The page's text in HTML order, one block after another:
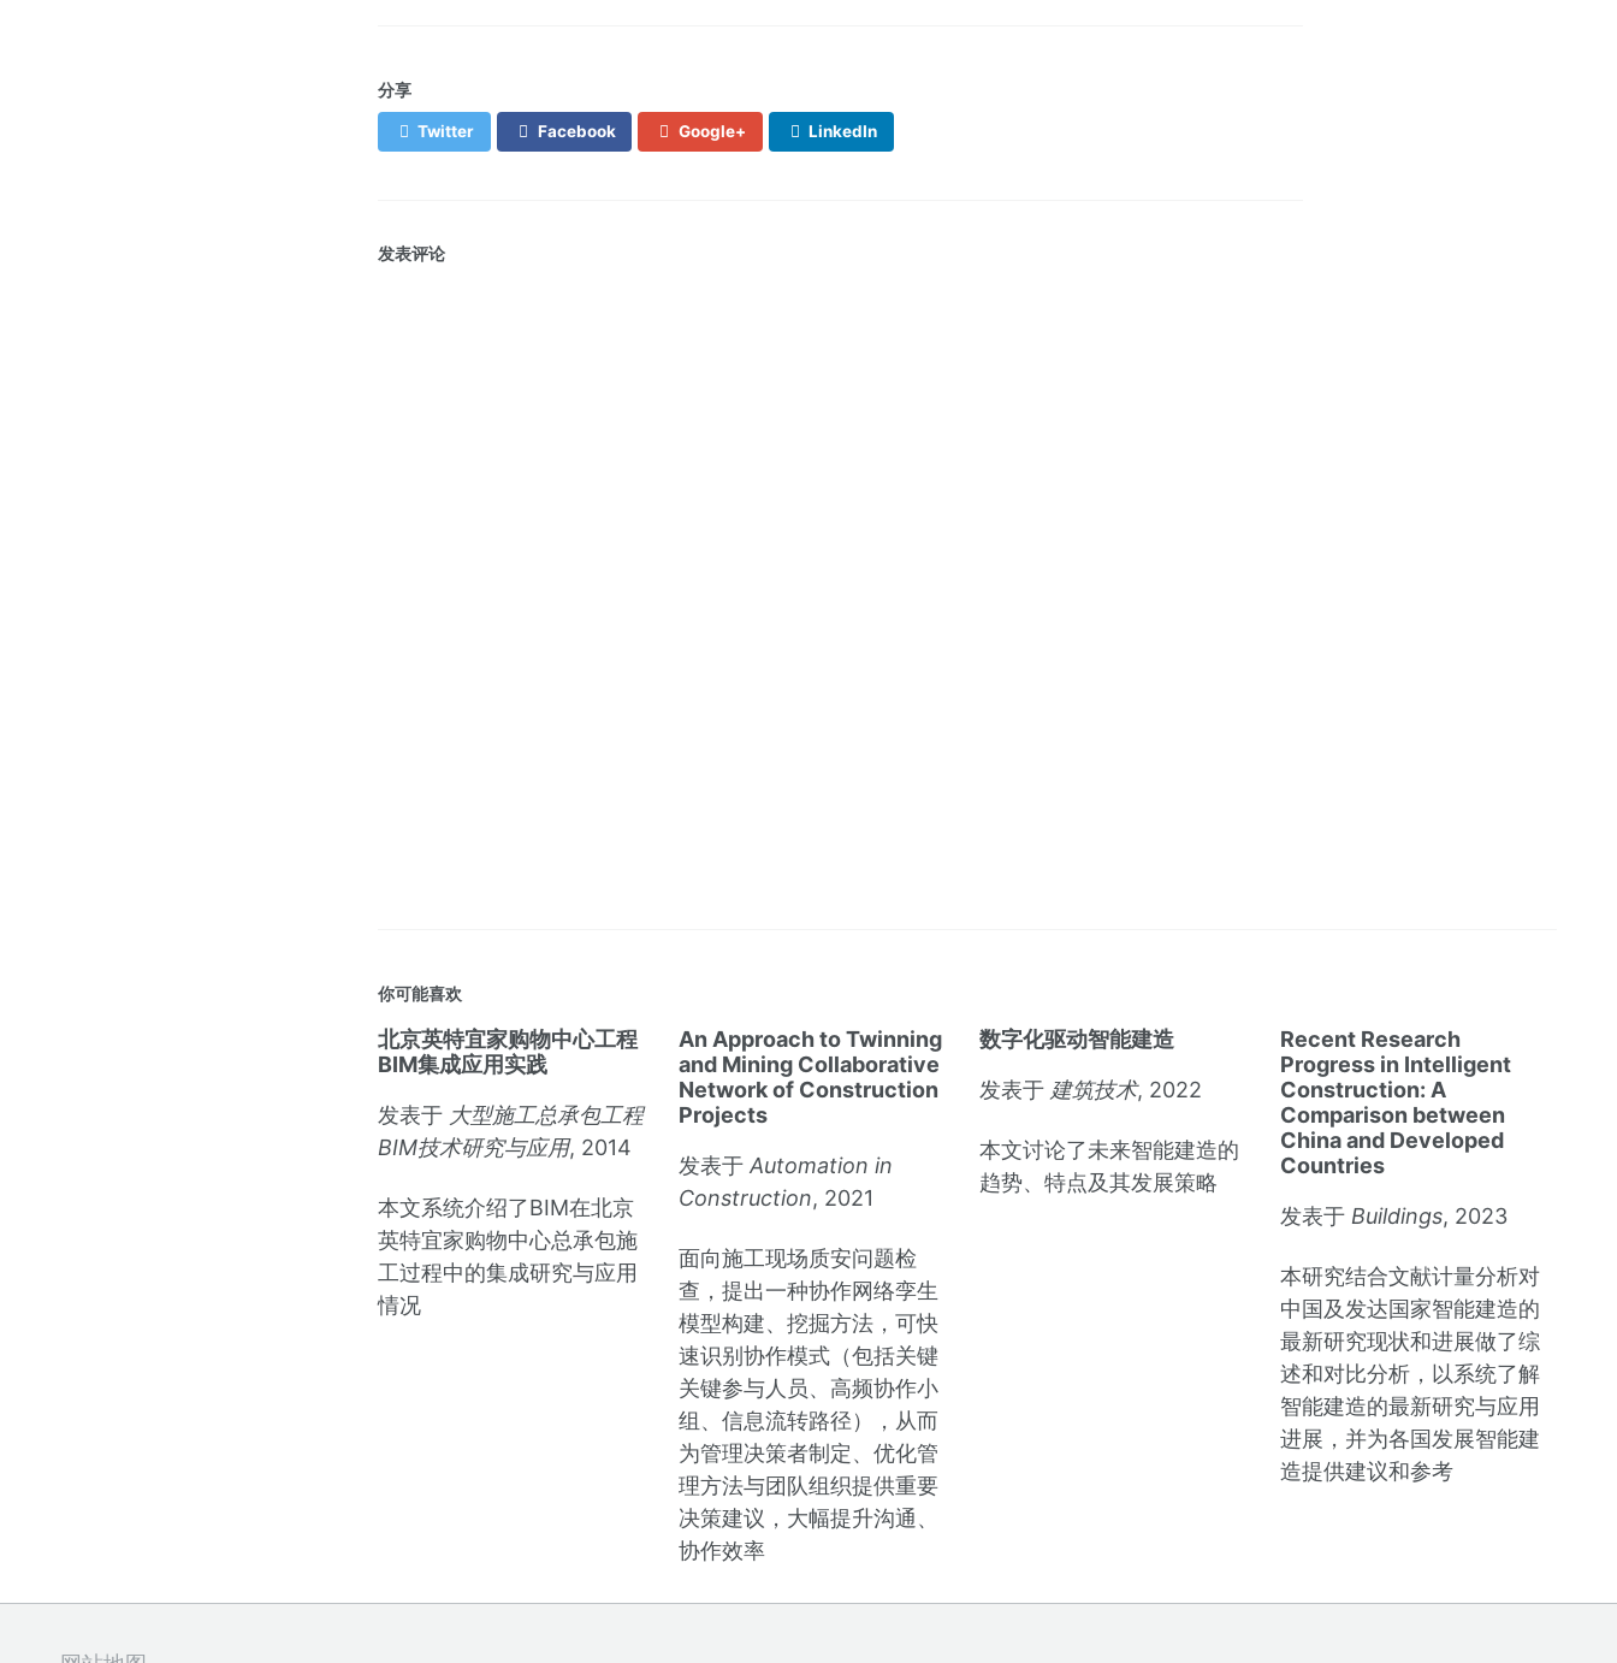
分享
Twitter Facebook Google+ LinkedIn
发表评论
你可能喜欢
北京英特宜家购物中心工程
BIM集成应用实践
发表于 大型施工总承包工程
BIM技术研究与应用, 2014
本文系统介绍了BIM在北京
英特宜家购物中心总承包施
工过程中的集成研究与应用
情况
An Approach to Twinning
and Mining Collaborative
Network of Construction
Projects
发表于 Automation in
Construction, 2021
面向施工现场质安问题检
查，提出一种协作网络孪生
模型构建、挖掘方法，可快
速识别协作模式（包括关键
关键参与人员、高频协作小
组、信息流转路径），从而
为管理决策者制定、优化管
理方法与团队组织提供重要
决策建议，大幅提升沟通、
协作效率
数字化驱动智能建造
发表于 建筑技术, 2022
本文讨论了未来智能建造的
趋势、特点及其发展策略
Recent Research
Progress in Intelligent
Construction: A
Comparison between
China and Developed
Countries
发表于 Buildings, 2023
本研究结合文献计量分析对
中国及发达国家智能建造的
最新研究现状和进展做了综
述和对比分析，以系统了解
智能建造的最新研究与应用
进展，并为各国发展智能建
造提供建议和参考